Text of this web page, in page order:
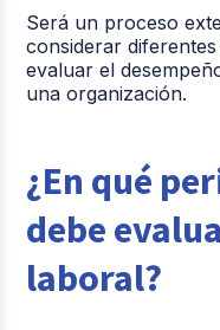
Será un proceso
considerar
evaluar el
una organización.
¿En qué
debe
laboral?